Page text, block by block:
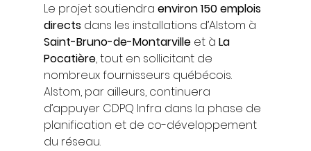
Le projet soutiendra environ 150 emplois
directs dans les installations d’Alstom à
Saint-Bruno-de-Montarville et à La
Pocatière, tout en sollicitant de
nombreux fournisseurs québécois.
Alstom, par ailleurs, continuera
d’appuyer CDPQ Infra dans la phase de
planification et de co-développement
du réseau.